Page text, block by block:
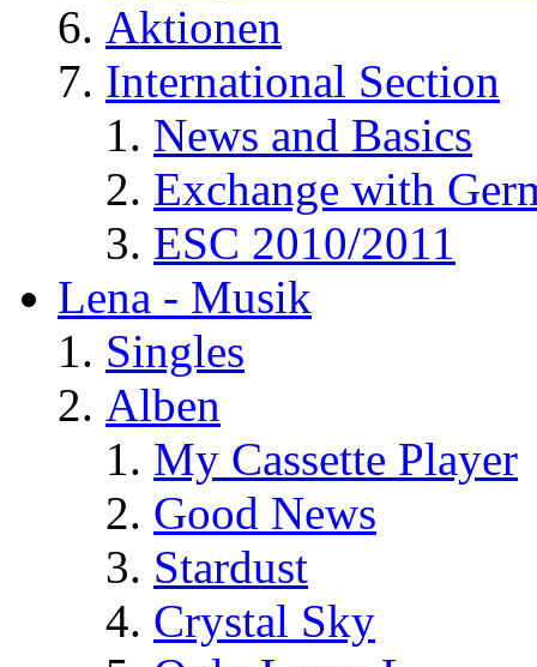
Aktionen
International Section
News and Basics
Exchange with
ESC 2010/2011
Lena - Musik
Singles
Alben
My Cassette Player
Good News
Stardust
Crystal Sky